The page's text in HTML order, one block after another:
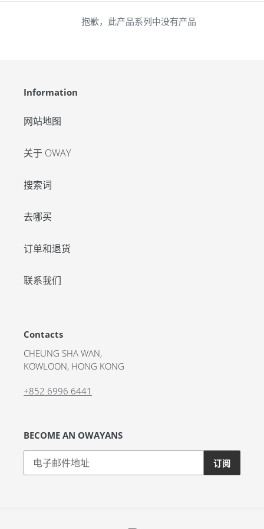
抱歉，此产品系列中没有产品
Information
网站地图
关于 OWAY
搜索词
去哪买
订单和退货
联系我们
Contacts
CHEUNG SHA WAN,
KOWLOON, HONG KONG
+852 6996 6441
BECOME AN OWAYANS
订阅